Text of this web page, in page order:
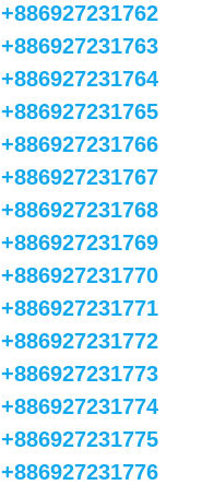
+886927231762
+886927231763
+886927231764
+886927231765
+886927231766
+886927231767
+886927231768
+886927231769
+886927231770
+886927231771
+886927231772
+886927231773
+886927231774
+886927231775
+886927231776